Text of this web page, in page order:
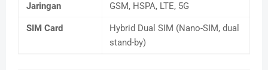
Jaringan GSM, HSPA, LTE, 5G
SIM Card
Hybrid Dual SIM (Nano-SIM, dual
stand-by)